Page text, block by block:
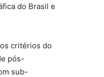
do Brasil e
critérios do
pós-
sub-